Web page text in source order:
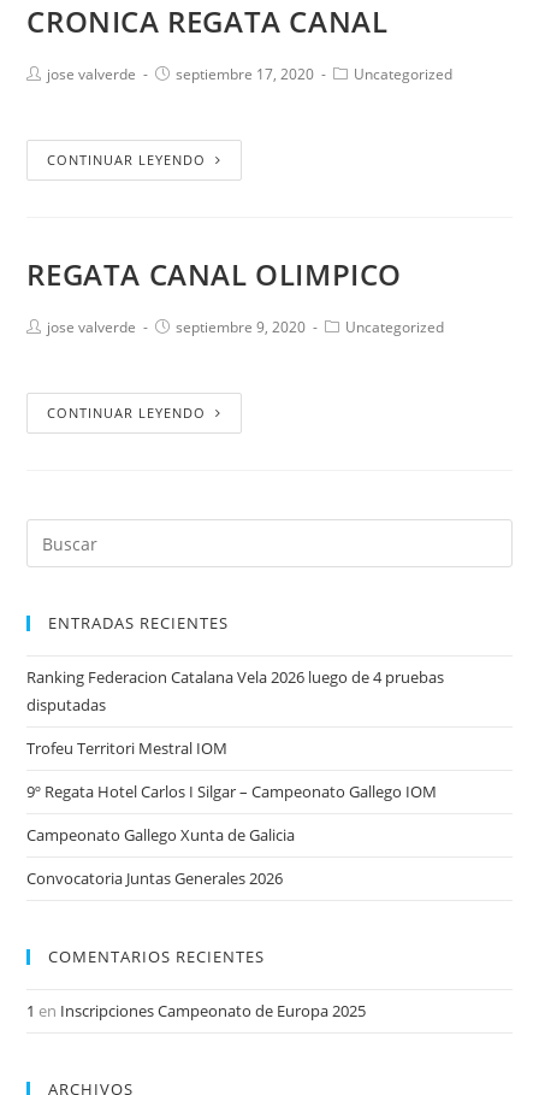
CRONICA REGATA CANAL
jose valverde septiembre 17, 2020 Uncategorized
CONTINUAR LEYENDO
REGATA CANAL OLIMPICO
jose valverde septiembre 9, 2020 Uncategorized
CONTINUAR LEYENDO
ENTRADAS RECIENTES
Ranking Federacion Catalana Vela 2026 luego de 4 pruebas
disputadas
Trofeu Territori Mestral IOM
9º Regata Hotel Carlos I Silgar – Campeonato Gallego IOM
Campeonato Gallego Xunta de Galicia
Convocatoria Juntas Generales 2026
COMENTARIOS RECIENTES
1 en Inscripciones Campeonato de Europa 2025
ARCHIVOS